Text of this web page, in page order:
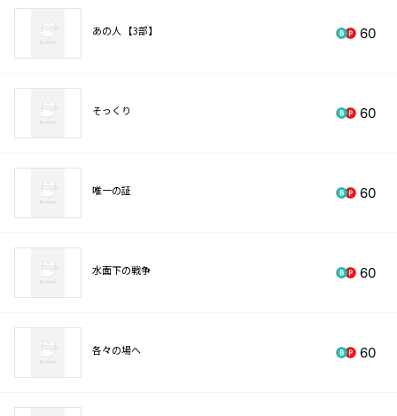
あの人 【3部】 60
そっくり 60
唯一の証 60
水面下の戦争 60
各々の場へ 60